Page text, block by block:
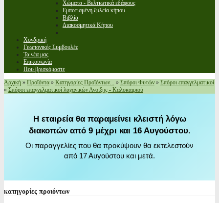
Χώματα - Βελτιωτικά εδάφους
Εμποτισμένη ξυλεία κήπου
Βιβλία
Διακοσμητικά Κήπου
Χονδρική
Γεωπονικές Συμβουλές
Τα νέα μας
Επικοινωνία
Που βρισκόμαστε
Αρχική » Προϊόντα » Κατηγορίες Προϊόντων... » Σπόροι Φυτών » Σπόροι επαγγελματικοί
» Σπόροι επαγγελματικοί λαχανικών Ανοιξης - Καλοκαιριού
Η εταιρεία θα παραμείνει κλειστή λόγω
διακοπών από 9 μέχρι και 16 Αυγούστου.
Οι παραγγελίες που θα προκύψουν θα εκτελεστούν
από 17 Αυγούστου και μετά.
κατηγορίες προιόντων